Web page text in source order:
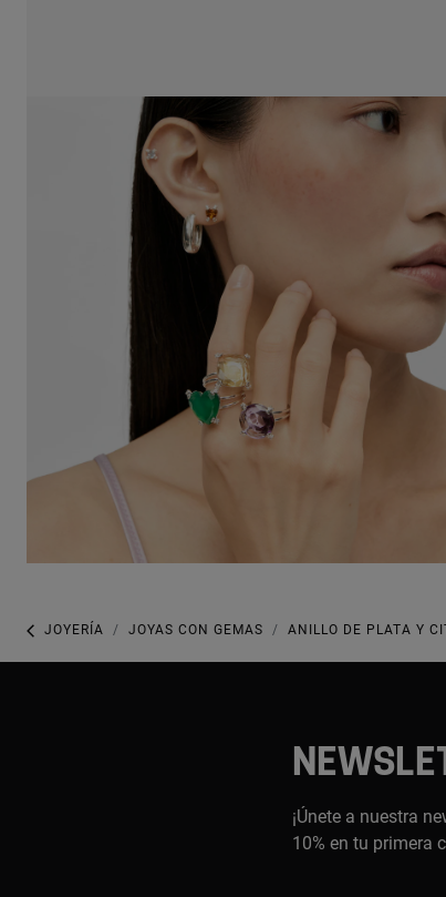
JOYERÍA JOYAS CON GEMAS ANILLO DE PLATA Y
¡Únete a nuestra
10% en tu primera